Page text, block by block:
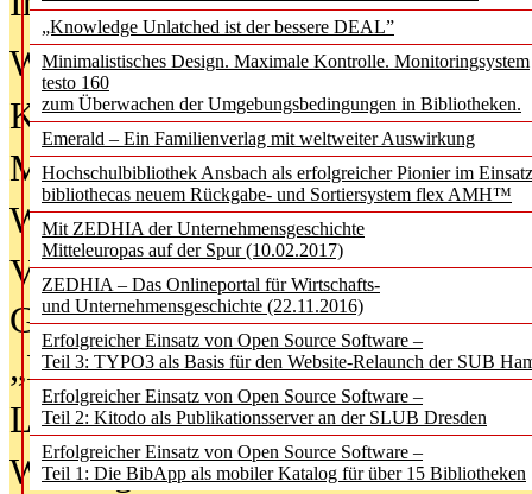
„Knowledge Unlatched ist der bessere DEAL”
Minimalistisches Design. Maximale Kontrolle. Monitoringsystem
testo 160
zum Überwachen der Umgebungsbedingungen in Bibliotheken.
Emerald – Ein Familienverlag mit weltweiter Auswirkung
Hochschulbibliothek Ansbach als erfolgreicher Pionier im
bibliothecas neuem Rückgabe- und Sortiersystem flex AMH™
Mit ZEDHIA der Unternehmensgeschichte
Mitteleuropas auf der Spur (10.02.2017)
ZEDHIA – Das Onlineportal für Wirtschafts-
und Unternehmensgeschichte (22.11.2016)
Erfolgreicher Einsatz von Open Source Software –
Teil 3: TYPO3 als Basis für den Website-Relaunch der SUB
Erfolgreicher Einsatz von Open Source Software –
Teil 2: Kitodo als Publikationsserver an der SLUB Dresden
Erfolgreicher Einsatz von Open Source Software –
Teil 1: Die BibApp als mobiler Katalog für über 15 Bibliotheken
Was Hochschul­bibliotheken von
Kinder in der digitalen Welt
Metadaten als Infrastruktur
Wenn Bots katalogisieren
Von Abschlusskleidern bis
Geisterjagd-Ausrüstung in der
„Library of Things“ unterwegs
Lesen als Infrastrukturaufgabe
Wie Jugendliche Social Media